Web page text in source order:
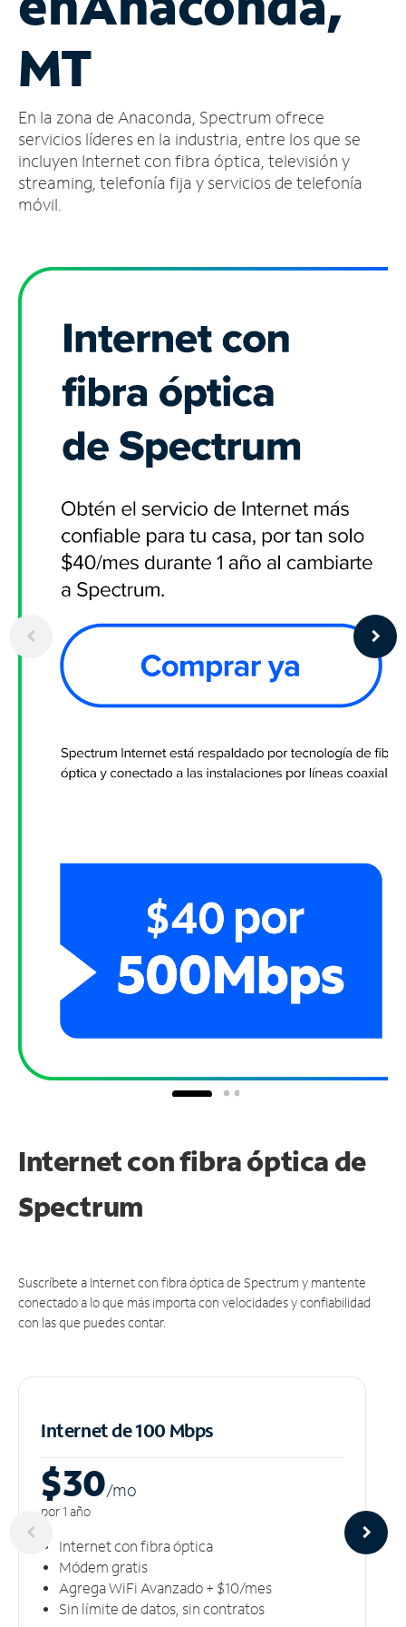
cuenta
Encuentra
tienda
MT
En la zona de Anaconda, Spectrum ofrece
servicios líderes en la industria, entre los que se
incluyen Internet con fibra óptica, televisión y
streaming, telefonía fija y servicios de telefonía
móvil.
Internet con fibra óptica de
Spectrum
Suscríbete a Internet con fibra óptica de Spectrum y mantente
conectado a lo que más importa con velocidades y confiabilidad
con las que puedes contar.
Internet de 100 Mbps
$30/mo
por 1 año
Internet con fibra óptica
Módem gratis
Agrega WiFi Avanzado + $10/mes
Sin límite de datos, sin contratos